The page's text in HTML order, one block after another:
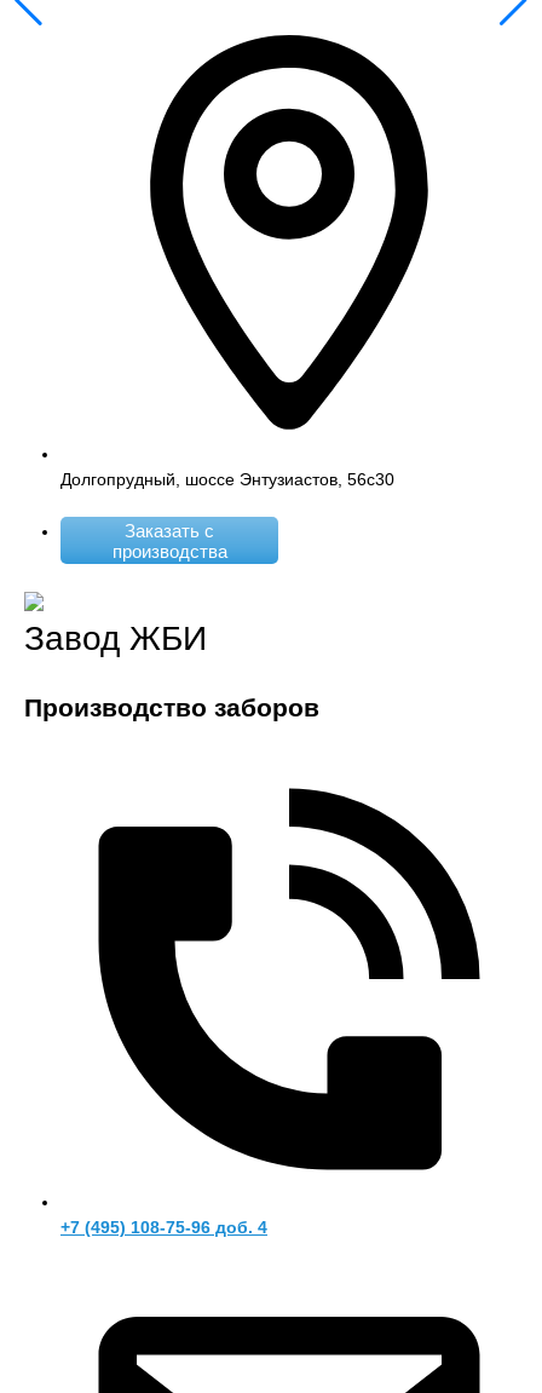
Долгопрудный, шоссе Энтузиастов, 56с30
Заказать с
производства
Завод ЖБИ
Производство заборов
+7 (495) 108-75-96 доб. 4